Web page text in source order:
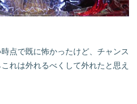
点で既に怖かったけど、チャンス
れは外れるべくして外れたと思え